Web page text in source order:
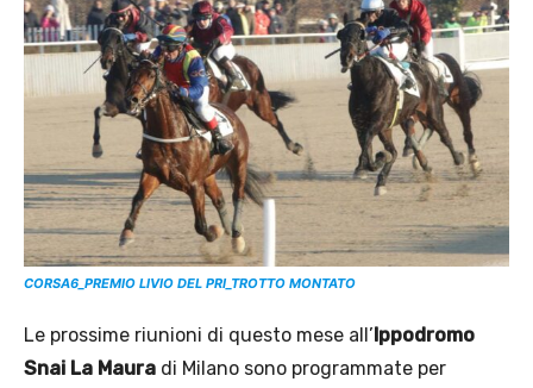
CORSA6_PREMIO LIVIO DEL PRI_TROTTO MONTATO
Le prossime riunioni di questo mese all’Ippodromo
Snai La Maura di Milano sono programmate per